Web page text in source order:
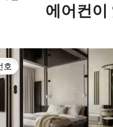
에어컨이
호
호